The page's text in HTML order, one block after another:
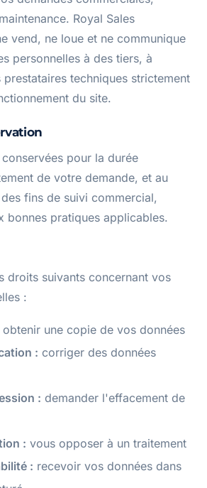
Royal Sales
vend, ne loue et ne communique
personnelles à des tiers, à
techniques strictement
du site.
pour la durée
de votre demande, et au
fins de suivi commercial,
bonnes pratiques applicables.
droits suivants concernant vos
:
obtenir une copie de vos données
: corriger des données
: demander l'effacement de
: vous opposer à un traitement
: recevoir vos données dans